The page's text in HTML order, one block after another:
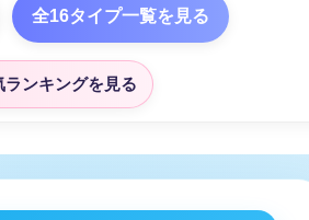
全16タイプ一覧を見る
ランキングを見る